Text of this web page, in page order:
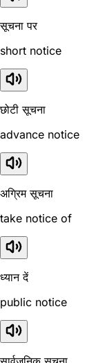
सूचना पर
short notice
छोटी सूचना
advance notice
अग्रिम सूचना
take notice of
ध्यान दें
public notice